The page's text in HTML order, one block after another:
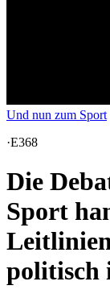
Und nun zum Sport
·E368
Die
Sport
politisch